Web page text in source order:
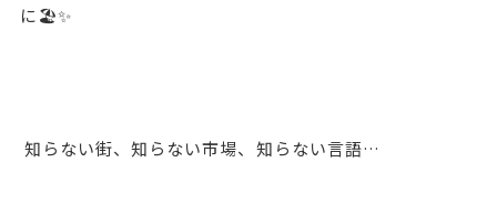
に🏖️✨
知らない街、知らない市場、知らない言語…